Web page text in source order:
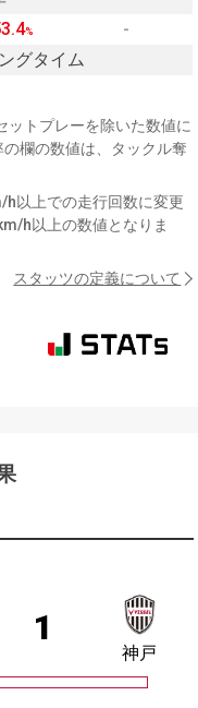
%
-
グタイム
トプレーを除いた数値に
欄の数値は、タックル奪
以上での走行回数に変更
h以上の数値となりま
スタッツの定義について
1
神戸